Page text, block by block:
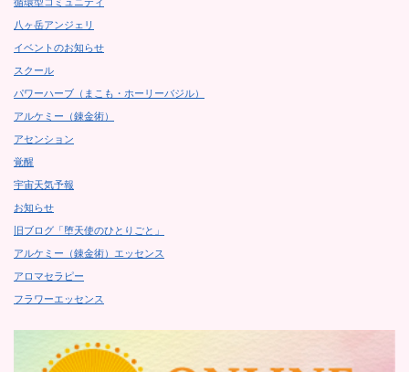
八ヶ岳アンジェリ
イベントのお知らせ
スクール
パワーハーブ（まこも・ホーリーバジル）
アルケミー（錬金術）
アセンション
覚醒
宇宙天気予報
お知らせ
旧ブログ「堕天使のひとりごと」
アルケミー（錬金術）エッセンス
アロマセラピー
フラワーエッセンス